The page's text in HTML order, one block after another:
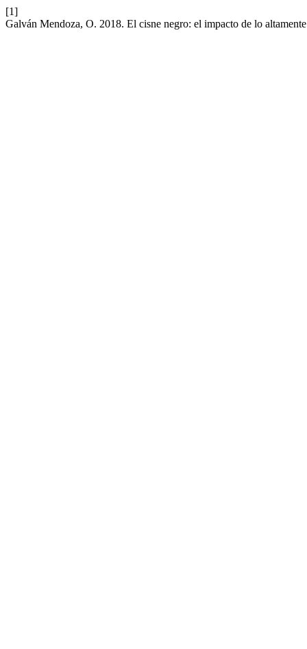
[1]
Galván Mendoza, O. 2018. El cisne negro: el impacto de lo